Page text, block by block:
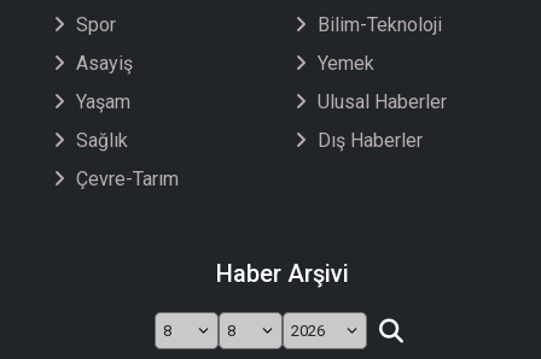
Spor
Asayiş
Yaşam
Sağlık
Çevre-Tarım
Bilim-Teknoloji
Yemek
Ulusal Haberler
Dış Haberler
Haber Arşivi